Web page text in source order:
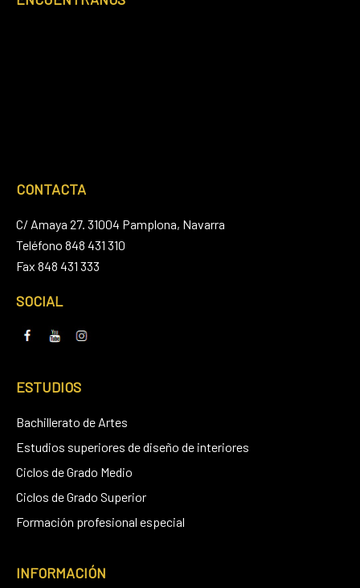
CONTACTA
C/ Amaya 27. 31004 Pamplona, Navarra
Teléfono 848 431 310
Fax 848 431 333
SOCIAL
ESTUDIOS
Bachillerato de Artes
Estudios superiores de diseño de interiores
Ciclos de Grado Medio
Ciclos de Grado Superior
Formación profesional especial
INFORMACIÓN